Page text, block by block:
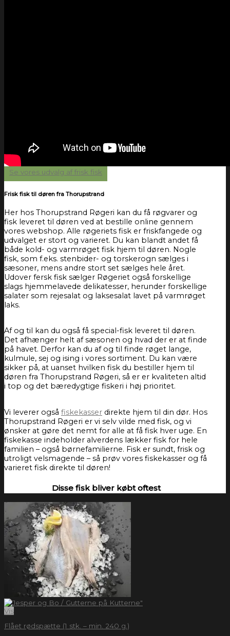
Se vores udvalg af frisk fisk
Frisk fisk til døren fra Thorupstrand
Her hos Thorupstrand Røgeri kan du få røgvarer og
fisk leveret til døren ved at bestille online gennem
vores webshop. Alle røgeriets fisk er friskfangede og
udvalget er stort og varieret. Du kan blandt andet få
både kold- og varmrøget fisk hjem til døren. Nogle
fisk, som f.eks. stenbider- og torskerogn sælges i
sæsoner, mens andre stort set sælges hele året.
Udover fersk fisk sælger Røgeriet også forskellige
slags hjemmelavede delikatesser, herunder forskellige
salater som rejesalat og laksesalat lavet på varmrøget
laks.
Af og til kan du også få special-fisk leveret til døren.
Det afhænger helt af sæsonen og hvad der er at finde
på havet. Derfor kan du af og til finde røget lange,
kulmule, sej og ising i vores sortiment. Du kan være
sikker på, at uanset hvilken fisk du bestiller hjem til
døren fra Thorupstrand Røgeri, så er er kvaliteten altid
i top og det bæredygtige fiskeri i høj prioritet.
Vi leverer også fiskekasser direkte hjem til din dør. Hos
Thorupstrand Røgeri er vi selv vilde med fisk, og vi
ønsker at gøre det nemt for alle at få fisk hver uge. En
fiskekasse indeholder alverdens lækker fisk for hele
familien – også børnefamilierne. Fisk er sundt, frisk og
utroligt velsmagende – så prøv vores fiskekasser og få
varieret fisk direkte til døren!
Disse fisk bliver købt oftest
Vis
Flået rødspætte (1 stk. – min. 240 g.)